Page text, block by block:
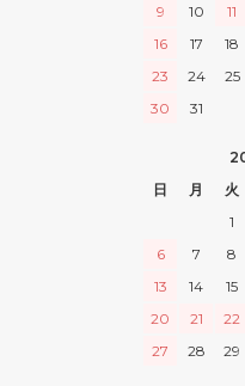
9
10 11
16
17 18
23
24 25
30
31
日
月 火
1
6
7 8
13
14 15
20
21 22
27
28 29